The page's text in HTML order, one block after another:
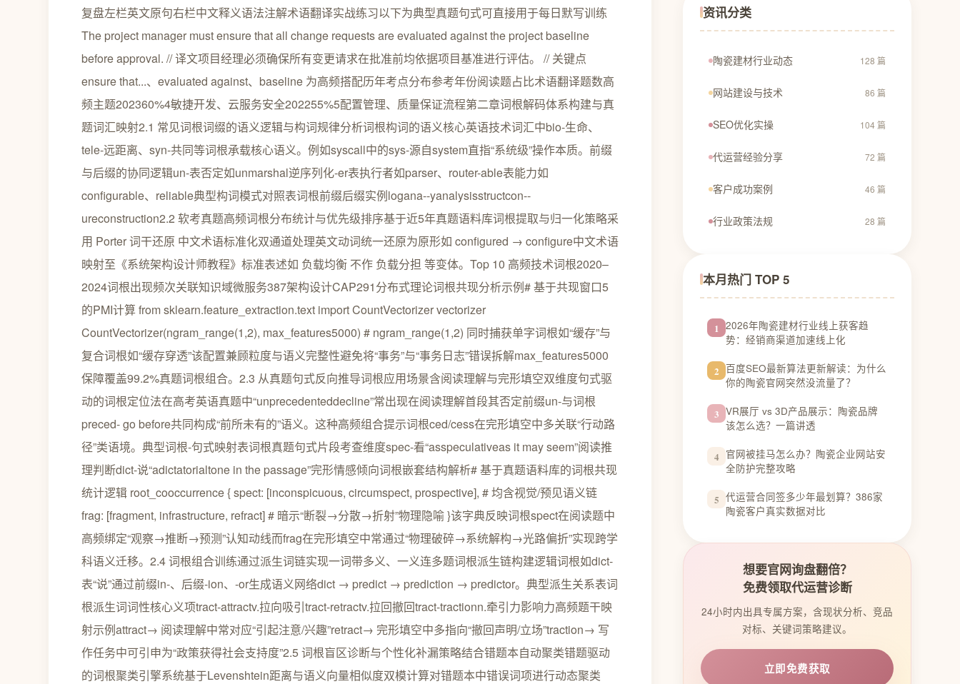
复盘左栏英文原句右栏中文释义语法注解术语翻译实战练习以下为典型真题句式可直接用于每日默写训练
The project manager must ensure that all change requests are evaluated against the project baseline
before approval. // 译文项目经理必须确保所有变更请求在批准前均依据项目基准进行评估。 // 关键点
ensure that...、evaluated against、baseline 为高频搭配历年考点分布参考年份阅读题占比术语翻译题数高
频主题202360%4敏捷开发、云服务安全202255%5配置管理、质量保证流程第二章词根解码体系构建与真
题词汇映射2.1 常见词根词缀的语义逻辑与构词规律分析词根构词的语义核心英语技术词汇中bio-生命、
tele-远距离、syn-共同等词根承载核心语义。例如syscall中的sys-源自system直指“系统级”操作本质。前缀
与后缀的协同逻辑un-表否定如unmarshal逆序列化-er表执行者如parser、router-able表能力如
configurable、reliable典型构词模式对照表词根前缀后缀实例logana--yanalysisstructcon--
ureconstruction2.2 软考真题高频词根分布统计与优先级排序基于近5年真题语料库词根提取与归一化策略采
用 Porter 词干还原 中文术语标准化双通道处理英文动词统一还原为原形如 configured → configure中文术语
映射至《系统架构设计师教程》标准表述如 负载均衡 不作 负载分担 等变体。Top 10 高频技术词根2020–
2024词根出现频次关联知识域微服务387架构设计CAP291分布式理论词根共现分析示例# 基于共现窗口5
的PMI计算 from sklearn.feature_extraction.text import CountVectorizer vectorizer
CountVectorizer(ngram_range(1,2), max_features5000) # ngram_range(1,2) 同时捕获单字词根如“缓存”与
复合词根如“缓存穿透”该配置兼顾粒度与语义完整性避免将“事务”与“事务日志”错误拆解max_features5000
保障覆盖99.2%真题词根组合。2.3 从真题句式反向推导词根应用场景含阅读理解与完形填空双维度句式驱
动的词根定位法在高考英语真题中“unprecedenteddecline”常出现在阅读理解首段其否定前缀un-与词根
preced- go before共同构成“前所未有的”语义。这种高频组合提示词根ced/cess在完形填空中多关联“行动路
径”类语境。典型词根-句式映射表词根真题句式片段考查维度spec-看“asspeculativeas it may seem”阅读推
理判断dict-说“adictatorialtone in the passage”完形情感倾向词根嵌套结构解析# 基于真题语料库的词根共现
统计逻辑 root_cooccurrence { spect: [inconspicuous, circumspect, prospective], # 均含视觉/预见语义链
frag: [fragment, infrastructure, refract] # 暗示“断裂→分散→折射”物理隐喻 }该字典反映词根spect在阅读题中
高频绑定“观察→推断→预测”认知动线而frag在完形填空中常通过“物理破碎→系统解构→光路偏折”实现跨学
科语义迁移。2.4 词根组合训练通过派生词链实现一词带多义、一义连多题词根派生链构建逻辑词根如dict-
表“说”通过前缀in-、后缀-ion、-or生成语义网络dict → predict → prediction → predictor。典型派生关系表词
根派生词词性核心义项tract-attractv.拉向吸引tract-retractv.拉回撤回tract-tractionn.牵引力影响力高频题干映
射示例attract→ 阅读理解中常对应“引起注意/兴趣”retract→ 完形填空中多指向“撤回声明/立场”traction→ 写
作任务中可引申为“政策获得社会支持度”2.5 词根盲区诊断与个性化补漏策略结合错题本自动聚类错题驱动
的词根聚类引擎系统基于Levenshtein距离与语义向量相似度双模计算对错题本中错误词项进行动态聚类
资讯分类
陶瓷建材行业动态 128 篇
网站建设与技术 86 篇
SEO优化实操 104 篇
代运营经验分享 72 篇
客户成功案例 46 篇
行业政策法规 28 篇
本月热门 TOP 5
1 2026年陶瓷建材行业线上获客趋
势：经销商渠道加速线上化
2 百度SEO最新算法更新解读：为什么
你的陶瓷官网突然没流量了？
3 VR展厅 vs 3D产品展示：陶瓷品牌
该怎么选？一篇讲透
4 官网被挂马怎么办？陶瓷企业网站安
全防护完整攻略
5 代运营合同签多少年最划算？386家
陶瓷客户真实数据对比
想要官网询盘翻倍？
免费领取代运营诊断
24小时内出具专属方案，含现状分析、竞品
对标、关键词策略建议。
立即免费获取